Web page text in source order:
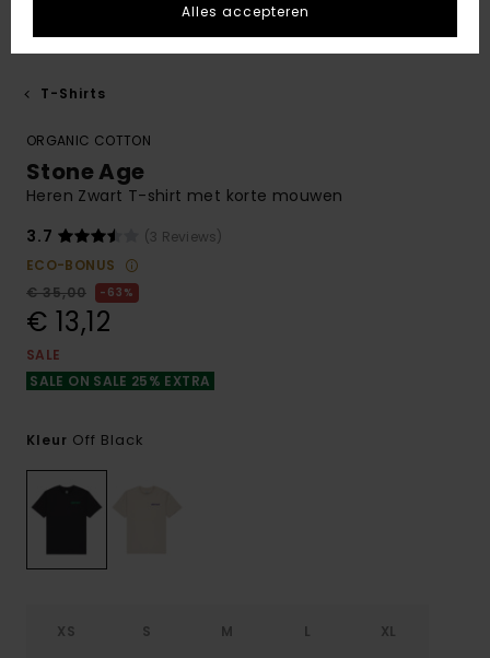
T-Shirts
ORGANIC COTTON
Stone Age
Heren Zwart T-shirt met korte mouwen
3.7
(3 Reviews)
ECO-BONUS
€ 35,00
63%
€ 13,12
SALE
SALE ON SALE 25% EXTRA
Kleur Off Black
XS S M L XL
Alles accepteren